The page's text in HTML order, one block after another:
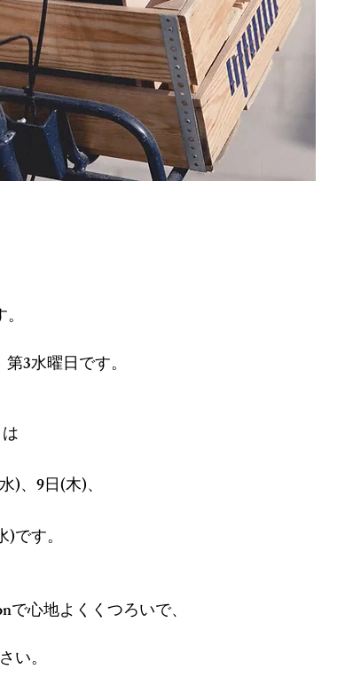
第3水曜日です。
)、9日(木)、
です。
で心地よく くつろいで、
い。